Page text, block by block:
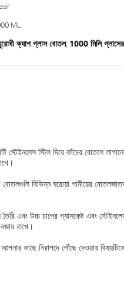
ML
ক্যাপ গ্লাস বোতল, 1000 মিলি
স্টেইনলেস স্টিল দিয়ে কাঁচের বোতলে
বিভিন্ন ঘরোয়া পানীয়ের
এবং উচ্চ চাপের গ্যাসকেট এবং
রাখে।
কাছে নিরাপদে পৌঁছে দেওয়ার